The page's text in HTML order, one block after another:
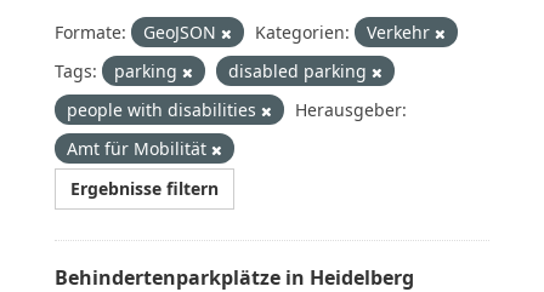
Formate: GeoJSON Kategorien:
Verkehr
Tags:
parking
disabled parking
people with disabilities
Herausgeber:
Amt für Mobilität
Ergebnisse filtern
Behindertenparkplätze in Heidelberg